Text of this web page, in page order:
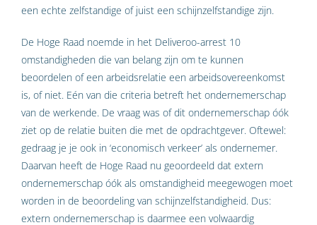
een echte zelfstandige of juist een schijnzelfstandige zijn.
De Hoge Raad noemde in het Deliveroo-arrest 10
omstandigheden die van belang zijn om te kunnen
beoordelen of een arbeidsrelatie een arbeidsovereenkomst
is, of niet. Eén van die criteria betreft het ondernemerschap
van de werkende. De vraag was of dit ondernemerschap óók
ziet op de relatie buiten die met de opdrachtgever. Oftewel:
gedraag je je ook in ‘economisch verkeer’ als ondernemer.
Daarvan heeft de Hoge Raad nu geoordeeld dat extern
ondernemerschap óók als omstandigheid meegewogen moet
worden in de beoordeling van schijnzelfstandigheid. Dus:
extern ondernemerschap is daarmee een volwaardig